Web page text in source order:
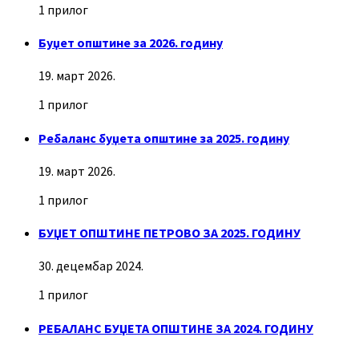
1 прилог
Буџет општине за 2026. годину
19. март 2026.
1 прилог
Ребаланс буџета општине за 2025. годину
19. март 2026.
1 прилог
БУЏЕТ ОПШТИНЕ ПЕТРОВО ЗА 2025. ГОДИНУ
30. децембар 2024.
1 прилог
РЕБАЛАНС БУЏЕТА ОПШТИНЕ ЗА 2024. ГОДИНУ